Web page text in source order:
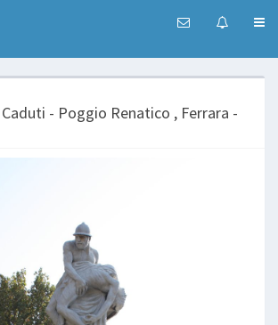
- Poggio Renatico , Ferrara -